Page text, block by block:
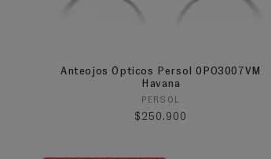
Anteojos Ópticos Persol 0PO3007VM
Havana
Proveedor:
PERSOL
Precio habitual
$250.900